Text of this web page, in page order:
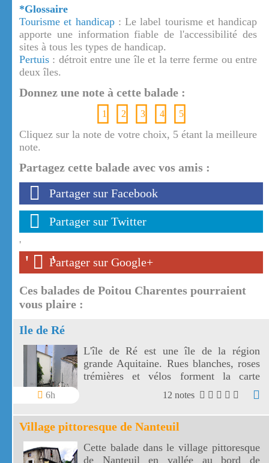
*Glossaire
Tourisme et handicap: Le label tourisme et handicap
apporte une information fiable de l'accessibilité des
sites à tous les types de handicap.
Pertuis : détroit entre une île et la terre ferme ou entre
deux îles.
Donnez une note à cette balade :
1 2 3 4 5
Cliquez sur la note de votre choix, 5 étant la meilleure
note.
Partagez cette balade avec vos amis :
Partager sur Facebook
Partager sur Twitter
'
' '
Partager sur Google+
Ces balades de Poitou Charentes pourraient
vous plaire :
Ile de Ré
6h
L'île de Ré est une île de la région
grande Aquitaine. Rues blanches, roses
trémières et vélos forment la carte
postale de l'île de ré.
12 notes
Village pittoresque de Nanteuil
Cette balade dans le village pittoresque
de Nanteuil en vallée au bord de